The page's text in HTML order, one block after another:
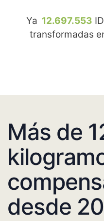
Ya 12.697.553
transformadas
Más de
desde